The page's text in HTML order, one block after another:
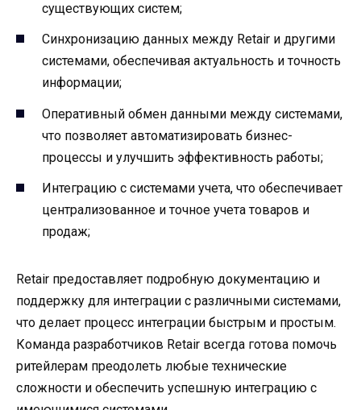
существующих систем;
Синхронизацию данных между Retair и другими
системами, обеспечивая актуальность и точность
информации;
Оперативный обмен данными между системами,
что позволяет автоматизировать бизнес-
процессы и улучшить эффективность работы;
Интеграцию с системами учета, что обеспечивает
централизованное и точное учета товаров и
продаж;
Retair предоставляет подробную документацию и
поддержку для интеграции с различными системами,
что делает процесс интеграции быстрым и простым.
Команда разработчиков Retair всегда готова помочь
ритейлерам преодолеть любые технические
сложности и обеспечить успешную интеграцию с